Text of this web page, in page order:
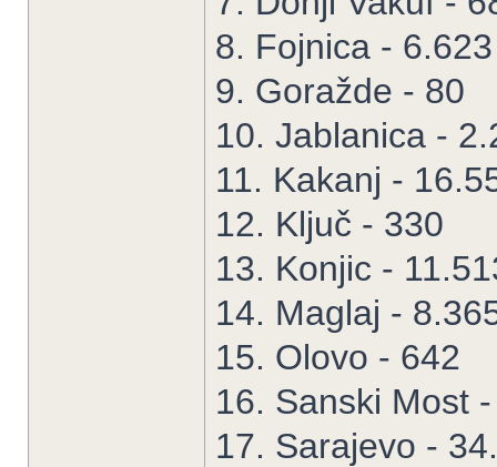
8. Fojnica - 6.623
9. Goražde - 80
10. Jablanica -
11. Kakanj -
12. Ključ - 330
13. Konjic -
14. Maglaj -
15. Olovo - 642
16. Sanski Most
17. Sarajevo -